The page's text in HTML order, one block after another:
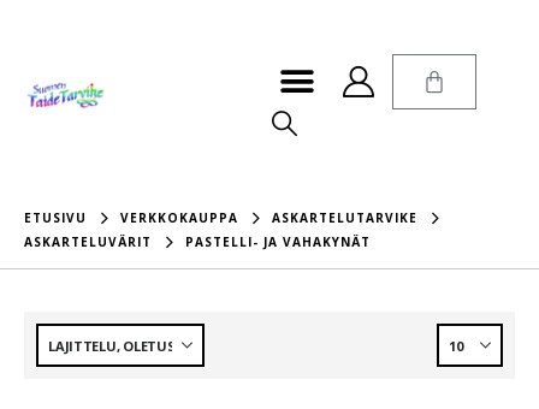
ETUSIVU VERKKOKAUPPA
ASKARTELUTARVIKE
ASKARTELUVÄRIT
PASTELLI- JA VAHAKYNÄT